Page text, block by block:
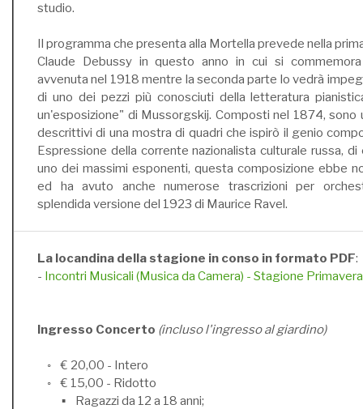
studio.
Il programma che presenta alla Mortella prevede nella
Claude Debussy in questo anno in cui si
avvenuta nel 1918 mentre la seconda parte lo vedrà
di uno dei pezzi più conosciuti della letteratura
un'esposizione" di Mussorgskij. Composti nel 1874, sono
descrittivi di una mostra di quadri che ispirò il genio
Espressione della corrente nazionalista culturale russa,
uno dei massimi esponenti, questa composizione ebbe
ed ha avuto anche numerose trascrizioni per
splendida versione del 1923 di Maurice Ravel.
La locandina della stagione in conso in formato PDF:
- Incontri Musicali (Musica da Camera) - Stagione
Ingresso Concerto (incluso l'ingresso al giardino)
◦ € 20,00 - Intero
◦ € 15,00 - Ridotto
▪ Ragazzi da 12 a 18 anni;